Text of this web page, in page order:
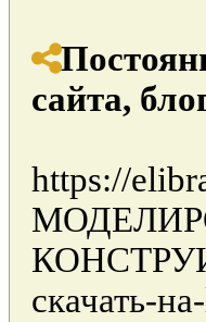
сайта,
https://
скачать-